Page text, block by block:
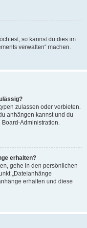
so kannst du dies im
verwalten“ machen.
zulassen oder verbieten.
anhängen kannst und du
Board-Administration.
erhalten?
gehe in den persönlichen
„Dateianhänge
erhalten und diese